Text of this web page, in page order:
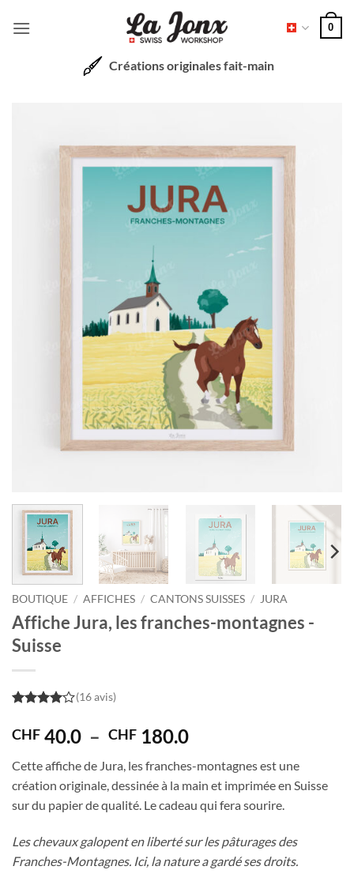
0
Créations originales fait-main
BOUTIQUE / AFFICHES / CANTONS SUISSES / JURA
Affiche Jura, les franches-montagnes -
Suisse
5
(16 avis)
CHF 40.0 – CHF 180.0Plage
prix :
CHF 40.0
à
Cette affiche de Jura, les franches-montagnes est une
création originale, dessinée à la main et imprimée en Suisse
sur du papier de qualité. Le cadeau qui fera sourire.
Les chevaux galopent en liberté sur les pâturages des
Franches-Montagnes. Ici, la nature a gardé ses droits.